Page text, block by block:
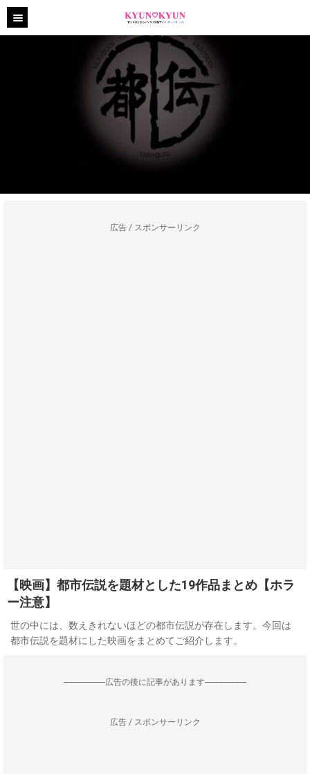
広告 / スポンサーリンク
【映画】都市伝説を題材とした19作品まとめ【ホラ
ー注意】
世の中には、数えきれないほどの都市伝説が存在します。今回は
都市伝説を題材にした映画をまとめてご紹介します。
--------------------広告の後に記事があります--------------------
広告 / スポンサーリンク